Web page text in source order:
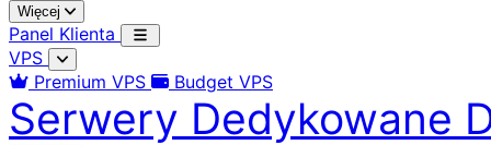
Więcej
Panel Klienta
VPS
Premium VPS
Budget VPS
Serwery Dedykowane